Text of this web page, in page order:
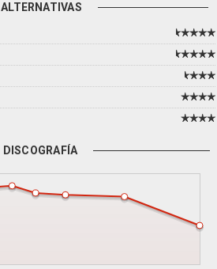
ALTERNATIVAS
DISCOGRAFÍA